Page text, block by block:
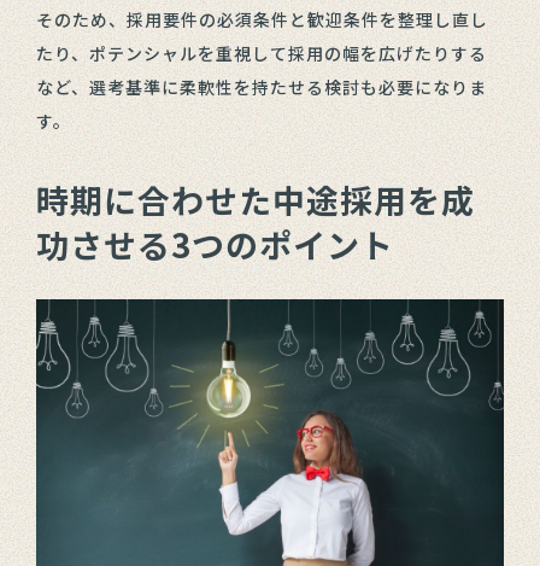
そのため、採用要件の必須条件と歓迎条件を整理し直し
たり、ポテンシャルを重視して採用の幅を広げたりする
など、選考基準に柔軟性を持たせる検討も必要になりま
す。
時期に合わせた中途採用を成
功させる3つのポイント